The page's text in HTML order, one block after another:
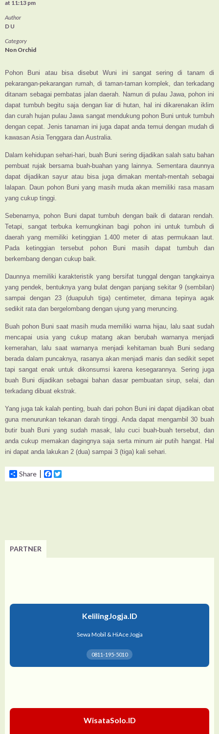
at 11:13 pm
Author
D U
Category
Non Orchid
Pohon Buni atau bisa disebut Wuni ini sangat sering di tanam di
pekarangan-pekarangan rumah, di taman-taman komplek, dan terkadang
ditanam sebagai pembatas jalan daerah. Namun di pulau Jawa, pohon ini
dapat tumbuh begitu saja dengan liar di hutan, hal ini dikarenakan iklim
dan curah hujan pulau Jawa sangat mendukung pohon Buni untuk tumbuh
dengan cepat. Jenis tanaman ini juga dapat anda temui dengan mudah di
kawasan Asia Tenggara dan Australia.
Dalam kehidupan sehari-hari, buah Buni sering dijadikan salah satu bahan
pembuat rujak bersama buah-buahan yang lainnya. Sementara daunnya
dapat dijadikan sayur atau bisa juga dimakan mentah-mentah sebagai
lalapan. Daun pohon Buni yang masih muda akan memiliki rasa masam
yang cukup tinggi.
Sebenarnya, pohon Buni dapat tumbuh dengan baik di dataran rendah.
Tetapi, sangat terbuka kemungkinan bagi pohon ini untuk tumbuh di
daerah yang memiliki ketinggian 1.400 meter di atas permukaan laut.
Pada ketinggian tersebut pohon Buni masih dapat tumbuh dan
berkembang dengan cukup baik.
Daunnya memiliki karakteristik yang bersifat tunggal dengan tangkainya
yang pendek, bentuknya yang bulat dengan panjang sekitar 9 (sembilan)
sampai dengan 23 (duapuluh tiga) centimeter, dimana tepinya agak
sedikit rata dan bergelombang dengan ujung yang meruncing.
Buah pohon Buni saat masih muda memiliki warna hijau, lalu saat sudah
mencapai usia yang cukup matang akan berubah warnanya menjadi
kemerahan, lalu saat warnanya menjadi kehitaman buah Buni sedang
berada dalam puncaknya, rasanya akan menjadi manis dan sedikit sepet
tapi sangat enak untuk dikonsumsi karena kesegarannya. Sering juga
buah Buni dijadikan sebagai bahan dasar pembuatan sirup, selai, dan
terkadang dibuat ekstrak.
Yang juga tak kalah penting, buah dari pohon Buni ini dapat dijadikan obat
guna menurunkan tekanan darah tinggi. Anda dapat mengambil 30 buah
butir buah Buni yang sudah masak, lalu cuci buah-buah tersebut, dan
anda cukup memakan dagingnya saja serta minum air putih hangat. Hal
ini dapat anda lakukan 2 (dua) sampai 3 (tiga) kali sehari.
Share Facebook
PARTNER
KelilingJogja.ID
Sewa Mobil & HiAce Jogja
0811-195-5010
WisataSolo.ID